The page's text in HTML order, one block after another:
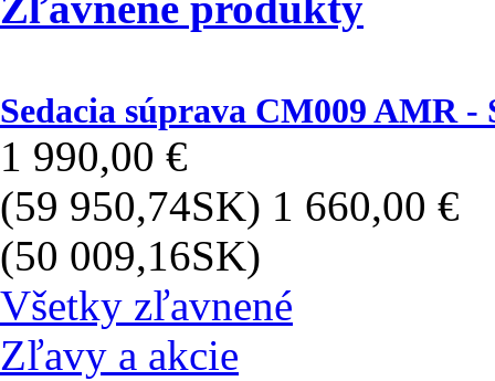
Všetky najpredávanejšie
Sedacia súprava CM009 AMR
1 990,00 €
(59 950,74SK) 1 660,00 €
(50 009,16SK)